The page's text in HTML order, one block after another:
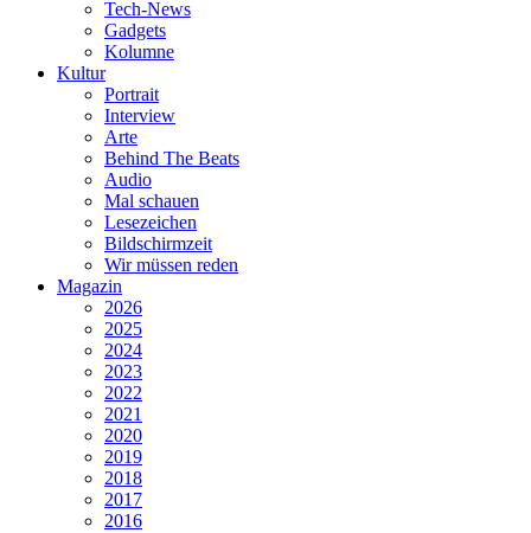
Tech-News
Gadgets
Kolumne
Kultur
Portrait
Interview
Arte
Behind The Beats
Audio
Mal schauen
Lesezeichen
Bildschirmzeit
Wir müssen reden
Magazin
2026
2025
2024
2023
2022
2021
2020
2019
2018
2017
2016